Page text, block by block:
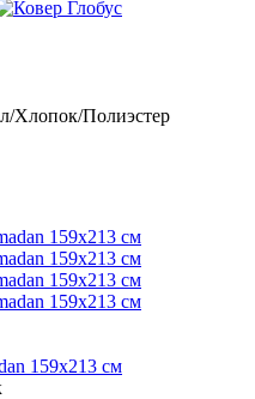
Хлопок/Полиэстер
159x213 см